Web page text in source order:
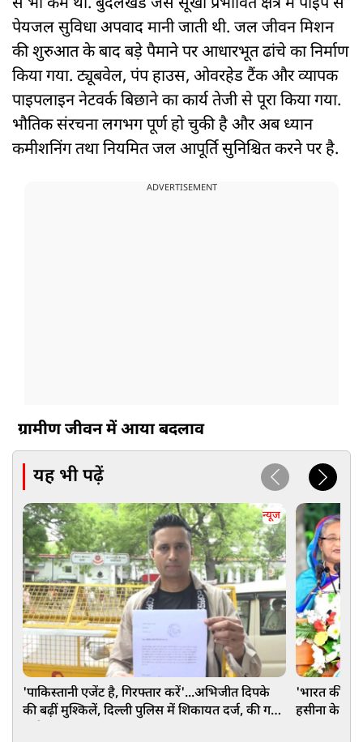
पेयजल सुविधा अपवाद मानी जाती थी. जल जीवन मिशन
की शुरुआत के बाद बड़े पैमाने पर आधारभूत ढांचे का निर्माण
किया गया. ट्यूबवेल, पंप हाउस, ओवरहेड टैंक और व्यापक
पाइपलाइन नेटवर्क बिछाने का कार्य तेजी से पूरा किया गया.
भौतिक संरचना लगभग पूर्ण हो चुकी है और अब ध्यान
कमीशनिंग तथा नियमित जल आपूर्ति सुनिश्चित करने पर है.
ADVERTISEMENT
ग्रामीण जीवन में आया बदलाव
यह भी पढ़ें
न्यूज
'पाकिस्तानी एजेंट है, गिरफ्तार करें'...अभिजीत दिपके
की बढ़ीं मुश्किलें, दिल्ली पुलिस में शिकायत दर्ज, की गई
'भारत की
हसीना के बेटे